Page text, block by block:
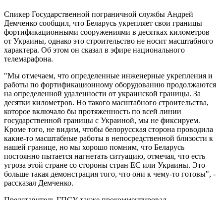
Спикер Государственной пограничной службы Андрей
Демченко сообщил, что Беларусь укрепляет свои границы
фортификационными сооружениями в десятках километров
от Украины, однако это строительство не носит масштабного
характера. Об этом он сказал в эфире национального
телемарафона.
"Мы отмечаем, что определенные инженерные укрепления и
работы по фортификационному оборудованию продолжаются
на определенной удаленности от украинской границы. За
десятки километров. Но такого масштабного строительства,
которое включало бы протяженность по всей линии
государственной границы с Украиной, мы не фиксируем.
Кроме того, не видим, чтобы белорусская сторона проводила
какие-то масштабные работы в непосредственной близости к
нашей границе, но мы хорошо помним, что Беларусь
постоянно пытается нагнетать ситуацию, отмечая, что есть
угроза этой стране со стороны стран ЕС или Украины. Это
больше такая демонстрация того, что они к чему-то готовы", -
рассказал Демченко.